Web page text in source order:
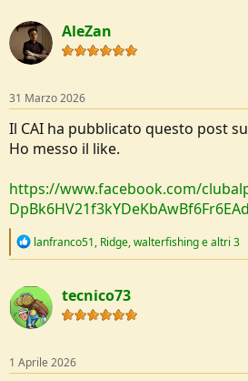
c
t
i
o
s
:
AleZan
31 Marzo 2026
Il CAI ha pubblicato questo post
Ho messo il like.
https://www.facebook.com/
R
c
t
i
o
s
:
lanfranco51, Ridge,walterfishinge altri 3
tecnico73
1 Aprile 2026